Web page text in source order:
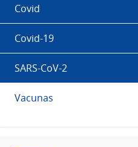
Covid
Covid-19
SARS-CoV-2
Vacunas